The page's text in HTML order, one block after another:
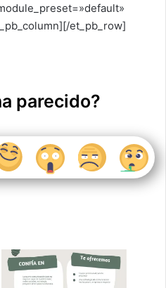
et_pb_row]
parecido?